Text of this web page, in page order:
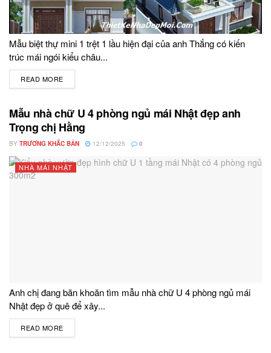
Mẫu biệt thự mini 1 trệt 1 lầu hiện đại của anh Thắng có kiến
trúc mái ngói kiểu châu...
READ MORE
Mẫu nhà chữ U 4 phòng ngủ mái Nhật đẹp anh
Trọng chị Hằng
BY TRƯƠNG KHẮC BẢN 12/12/2025 0
NHÀ MÁI NHẬT
Anh chị đang băn khoăn tìm mẫu nhà chữ U 4 phòng ngủ mái
Nhật đẹp ở quê để xây...
READ MORE